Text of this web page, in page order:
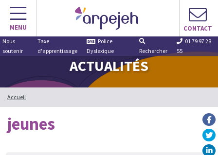
Aller
contenu
MENU CONTACT
Nous
soutenir
Taxe
d'apprentissage
Police
Dyslexique
Rechercher
01 79 97 28
55
ACTUALITÉS
Accueil
jeunes